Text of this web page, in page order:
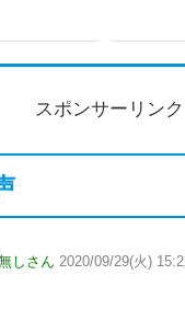
スポンサーリンク
しさん 2020/09/29(火)